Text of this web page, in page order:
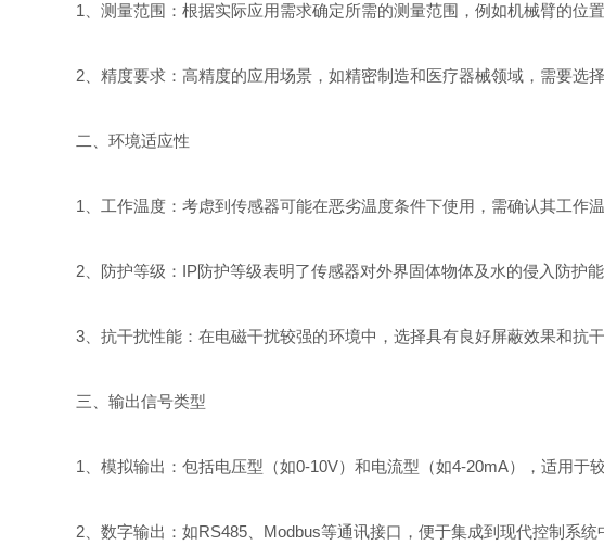
1、测量范围：根据实际应用需求确定所需的测量范围，例如机械臂的位
2、精度要求：高精度的应用场景，如精密制造和医疗器械领域，需要选
二、环境适应性
1、工作温度：考虑到传感器可能在恶劣温度条件下使用，需确认其工作
2、防护等级：IP防护等级表明了传感器对外界固体物体及水的侵入防护能
3、抗干扰性能：在电磁干扰较强的环境中，选择具有良好屏蔽效果和抗干
三、输出信号类型
1、模拟输出：包括电压型（如0-10V）和电流型（如4-20mA），适用于较
2、数字输出：如RS485、Modbus等通讯接口，便于集成到现代控制系统